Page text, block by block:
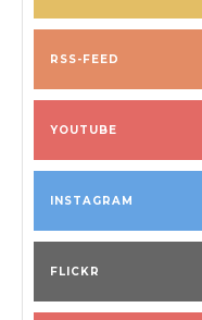
RSS-FEED
YOUTUBE
INSTAGRAM
FLICKR